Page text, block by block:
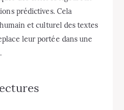
prédictives. Cela
et culturel des textes
leur portée dans une